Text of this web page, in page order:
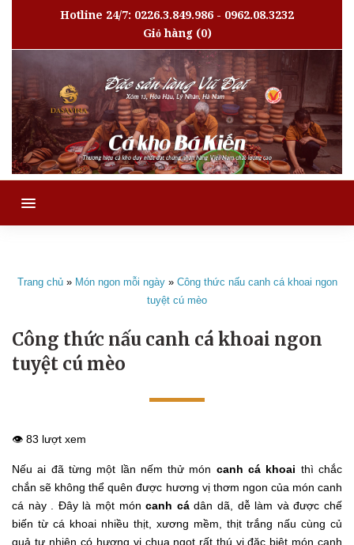
Hotline 24/7: 0226.3.849.986 - 0962.08.3232
Giỏ hàng(0)
MENU
Trang chủ» Món ngon mỗi ngày» Công thức nấu canh cá khoai ngon
tuyệt cú mèo
Công thức nấu canh cá khoai ngon
tuyệt cú mèo
👁️ 83 lượt xem
Nếu ai đã từng một lần nếm thử món canh cá khoai thì chắc
chắn sẽ không thể quên được hương vị thơm ngon của món canh
cá này . Đây là một móncanh cádân dã, dễ làm và được chế
biến từ cá khoai nhiều thịt, xương mềm, thịt trắng nấu cùng củ
quả tự nhiên có hương vị chua ngọt rất thú vị,đặc biệt món canh